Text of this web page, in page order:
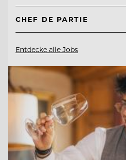
CHEF DE PARTIE
Entdecke alle Jobs